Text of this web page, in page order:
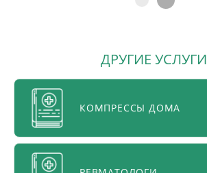
ДРУГИЕ УСЛУГИ
КОМПРЕССЫ ДОМА